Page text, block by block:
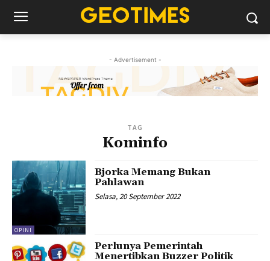
- Advertisement -
TAG
Kominfo
OPINI
Bjorka Memang Bukan
Pahlawan
Selasa, 20 September 2022
Perlunya Pemerintah
Menertibkan Buzzer Politik